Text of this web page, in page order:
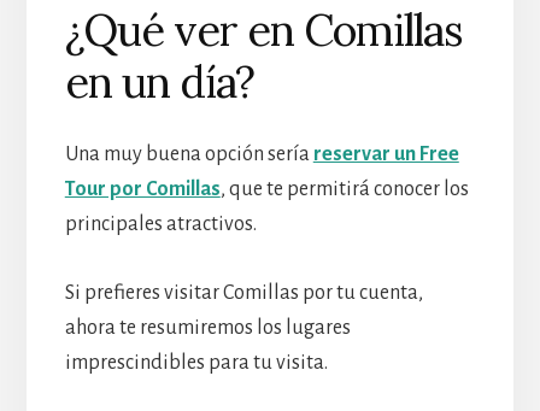
¿Qué ver en Comillas
en un día?
Una muy buena opción sería reservar un Free
Tour por Comillas, que te permitirá conocer los
principales atractivos.
Si prefieres visitar Comillas por tu cuenta,
ahora te resumiremos los lugares
imprescindibles para tu visita.